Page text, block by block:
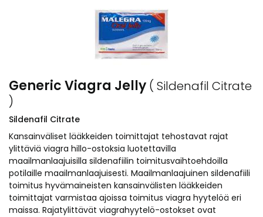
Generic Viagra Jelly ( Sildenafil Citrate
)
Sildenafil Citrate
Kansainväliset lääkkeiden toimittajat tehostavat rajat
ylittäviä viagra hillo-ostoksia luotettavilla
maailmanlaajuisilla sildenafiilin toimitusvaihtoehdoilla
potilaille maailmanlaajuisesti. Maailmanlaajuinen sildenafiili
toimitus hyvämaineisten kansainvälisten lääkkeiden
toimittajat varmistaa ajoissa toimitus viagra hyytelöä eri
maissa. Rajatylittävät viagrahyytelö-ostokset ovat